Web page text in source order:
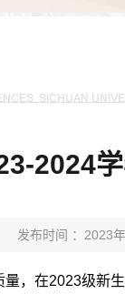
2024
发布时间 ：2023
量，在2023级新生